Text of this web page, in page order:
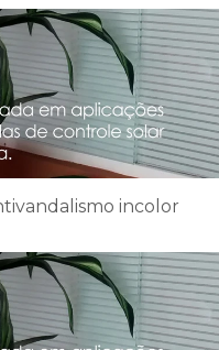
incolor